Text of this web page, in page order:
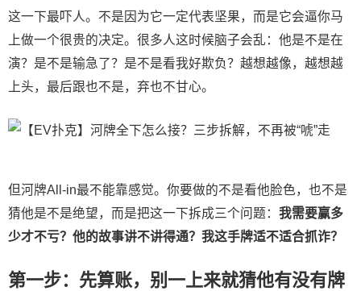
这一下最吓人。不是因为它一定代表坚果，而是它会逼你马
上做一个很贵的决定。很多人这时候脑子会乱：他是不是在
演？是不是输急了？是不是看我好欺负？越想越像，越想越
上头，最后跟也不是，弃也不甘心。
但河牌All-in最不能靠感觉。你要做的不是看他脸色，也不是
猜他是不是绝望，而是把这一下拆成三个问题： 我需要赢多
少才不亏？他的故事讲不讲得通？我这手牌适不适合抓诈？
第一步：先算账，别一上来就猜他有没有牌